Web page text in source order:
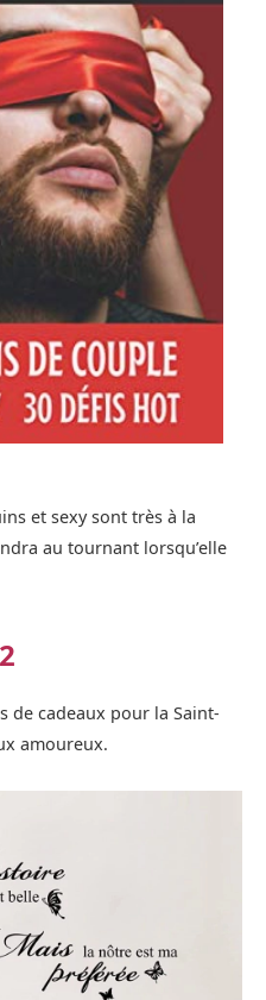
et sexy sont très à la
au tournant lorsqu’elle
de cadeaux pour la Saint-
amoureux.